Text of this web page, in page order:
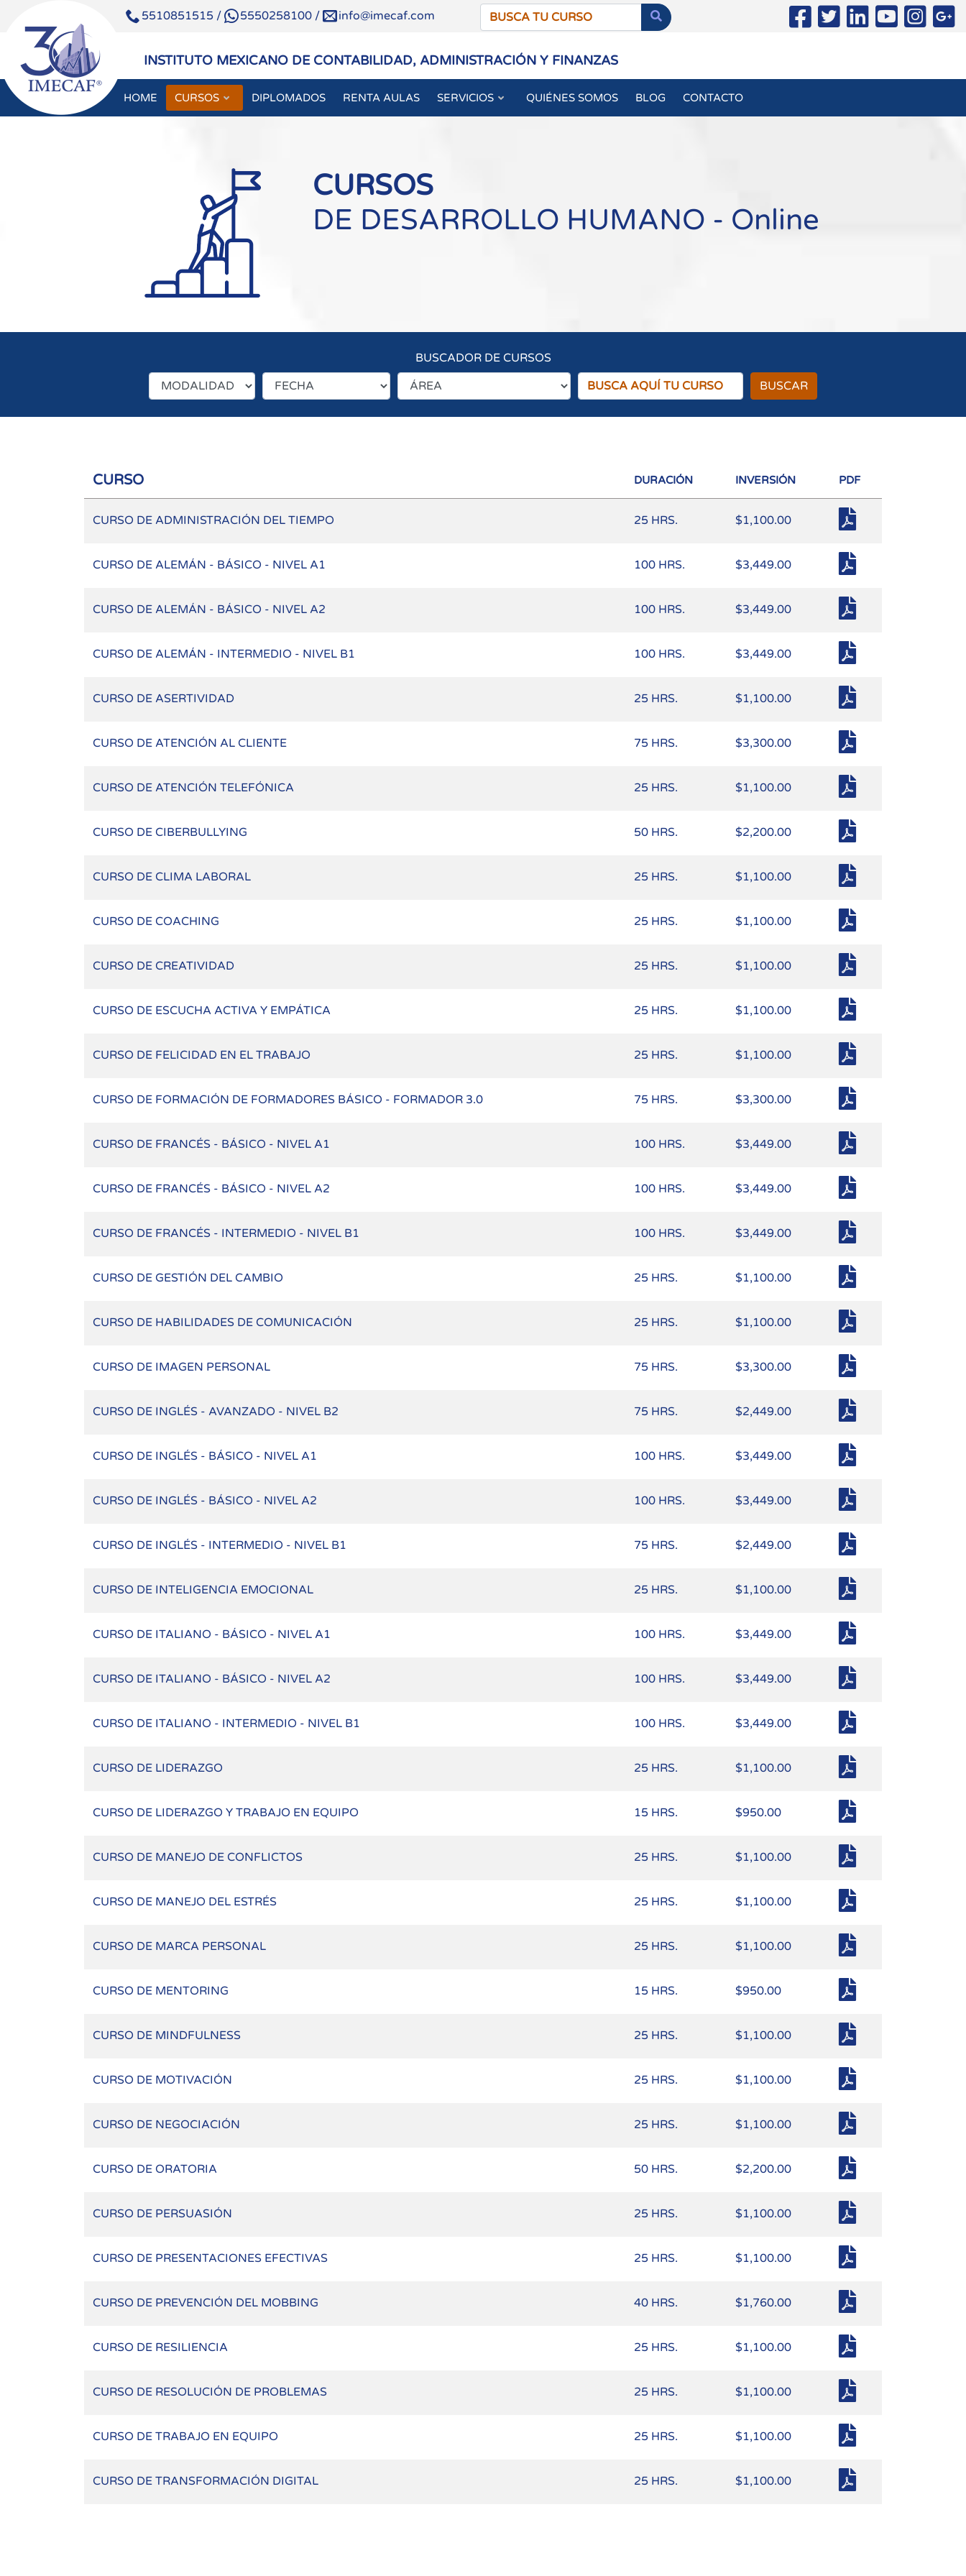
5510851515 / 5550258100 / info@imecaf.com
INSTITUTO MEXICANO DE CONTABILIDAD, ADMINISTRACIÓN Y FINANZAS
HOME CURSOS DIPLOMADOS RENTA AULAS SERVICIOS QUIÉNES SOMOS BLOG CONTACTO
CURSOS
DE DESARROLLO HUMANO - Online
BUSCADOR DE CURSOS
BUSCAR
CURSO DURACIÓN INVERSIÓN PDF
CURSO DE ADMINISTRACIÓN DEL TIEMPO 25 HRS. $1,100.00
CURSO DE ALEMÁN - BÁSICO - NIVEL A1 100 HRS. $3,449.00
CURSO DE ALEMÁN - BÁSICO - NIVEL A2 100 HRS. $3,449.00
CURSO DE ALEMÁN - INTERMEDIO - NIVEL B1 100 HRS. $3,449.00
CURSO DE ASERTIVIDAD 25 HRS. $1,100.00
CURSO DE ATENCIÓN AL CLIENTE 75 HRS. $3,300.00
CURSO DE ATENCIÓN TELEFÓNICA 25 HRS. $1,100.00
CURSO DE CIBERBULLYING 50 HRS. $2,200.00
CURSO DE CLIMA LABORAL 25 HRS. $1,100.00
CURSO DE COACHING 25 HRS. $1,100.00
CURSO DE CREATIVIDAD 25 HRS. $1,100.00
CURSO DE ESCUCHA ACTIVA Y EMPÁTICA 25 HRS. $1,100.00
CURSO DE FELICIDAD EN EL TRABAJO 25 HRS. $1,100.00
CURSO DE FORMACIÓN DE FORMADORES BÁSICO - FORMADOR 3.0 75 HRS. $3,300.00
CURSO DE FRANCÉS - BÁSICO - NIVEL A1 100 HRS. $3,449.00
CURSO DE FRANCÉS - BÁSICO - NIVEL A2 100 HRS. $3,449.00
CURSO DE FRANCÉS - INTERMEDIO - NIVEL B1 100 HRS. $3,449.00
CURSO DE GESTIÓN DEL CAMBIO 25 HRS. $1,100.00
CURSO DE HABILIDADES DE COMUNICACIÓN 25 HRS. $1,100.00
CURSO DE IMAGEN PERSONAL 75 HRS. $3,300.00
CURSO DE INGLÉS - AVANZADO - NIVEL B2 75 HRS. $2,449.00
CURSO DE INGLÉS - BÁSICO - NIVEL A1 100 HRS. $3,449.00
CURSO DE INGLÉS - BÁSICO - NIVEL A2 100 HRS. $3,449.00
CURSO DE INGLÉS - INTERMEDIO - NIVEL B1 75 HRS. $2,449.00
CURSO DE INTELIGENCIA EMOCIONAL 25 HRS. $1,100.00
CURSO DE ITALIANO - BÁSICO - NIVEL A1 100 HRS. $3,449.00
CURSO DE ITALIANO - BÁSICO - NIVEL A2 100 HRS. $3,449.00
CURSO DE ITALIANO - INTERMEDIO - NIVEL B1 100 HRS. $3,449.00
CURSO DE LIDERAZGO 25 HRS. $1,100.00
CURSO DE LIDERAZGO Y TRABAJO EN EQUIPO 15 HRS. $950.00
CURSO DE MANEJO DE CONFLICTOS 25 HRS. $1,100.00
CURSO DE MANEJO DEL ESTRÉS 25 HRS. $1,100.00
CURSO DE MARCA PERSONAL 25 HRS. $1,100.00
CURSO DE MENTORING 15 HRS. $950.00
CURSO DE MINDFULNESS 25 HRS. $1,100.00
CURSO DE MOTIVACIÓN 25 HRS. $1,100.00
CURSO DE NEGOCIACIÓN 25 HRS. $1,100.00
CURSO DE ORATORIA 50 HRS. $2,200.00
CURSO DE PERSUASIÓN 25 HRS. $1,100.00
CURSO DE PRESENTACIONES EFECTIVAS 25 HRS. $1,100.00
CURSO DE PREVENCIÓN DEL MOBBING 40 HRS. $1,760.00
CURSO DE RESILIENCIA 25 HRS. $1,100.00
CURSO DE RESOLUCIÓN DE PROBLEMAS 25 HRS. $1,100.00
CURSO DE TRABAJO EN EQUIPO 25 HRS. $1,100.00
CURSO DE TRANSFORMACIÓN DIGITAL 25 HRS. $1,100.00